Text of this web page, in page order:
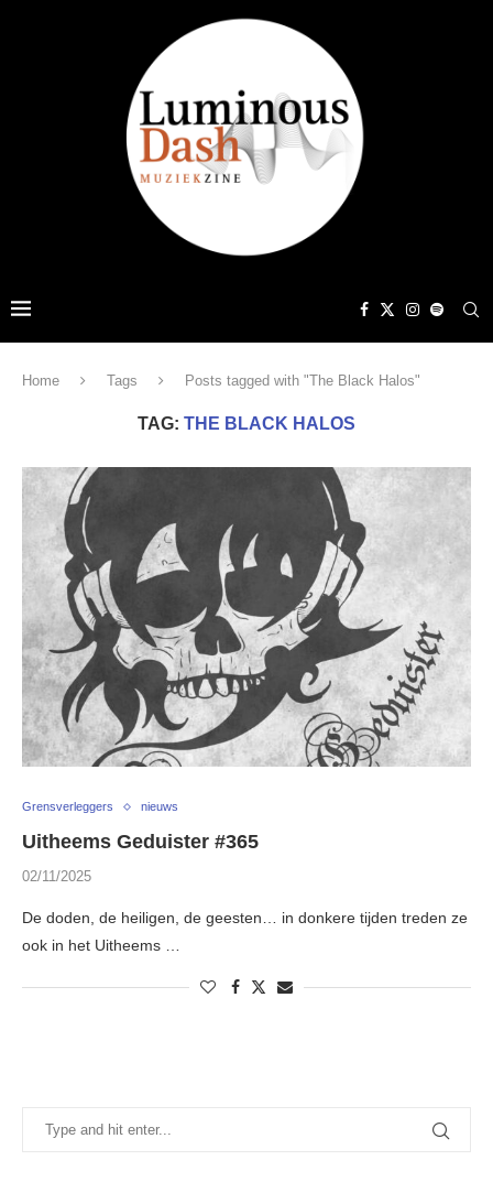
Home Tags Posts tagged with "The Black Halos"
TAG: THE BLACK HALOS
Grensverleggers nieuws
Uitheems Geduister #365
02/11/2025
De doden, de heiligen, de geesten… in donkere tijden treden ze
ook in het Uitheems …